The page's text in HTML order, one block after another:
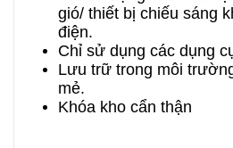
gió/ thiết bị chiếu sáng
điện.
Chỉ sử dụng các dụng
Lưu trữ trong môi
mẻ.
Khóa kho cẩn thận